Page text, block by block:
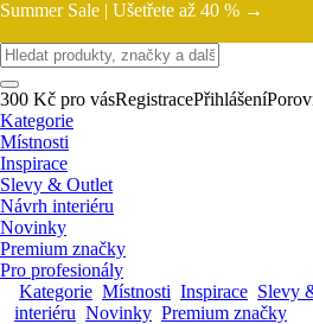
Summer Sale | Ušetřete až 40 % →
300 Kč pro vásRegistracePřihlášení
Kategorie
Místnosti
Inspirace
Slevy & Outlet
Návrh interiéru
Novinky
Premium značky
Pro profesionály
Kategorie Místnosti Inspirace Slevy
interiéru Novinky Premium značky